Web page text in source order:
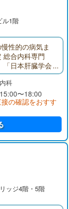
ル1階
性的の病気ま
総合内科専門
「日本肝臓学会
できるよう努力
きる地域のク
にいらしてく
科
〜18:00
の確認をおすす
ッジ4階・5階